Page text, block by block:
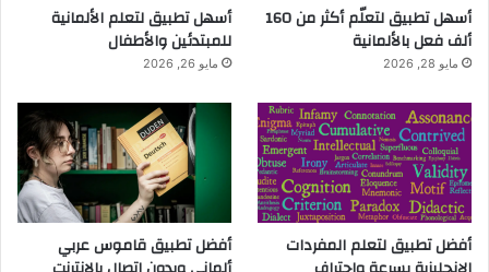
أسهل تطبيق لتعلّم أكثر من 160
ألف فعل بالألمانية
مايو 28, 2026
أسهل تطبيق لتعلم الألمانية
للمبتدئين والأطفال
مايو 26, 2026
أفضل تطبيق لتعلم المفردات
أفضل تطبيق قاموس عربي